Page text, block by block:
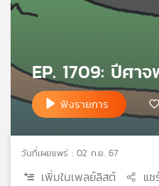
เกี่ยว
เครือ
ข่าย
ไทย
EP. 1709: ปีศา
ฟังรายการ
วันที่เผยแพร่ : 02 ก.ย. 67
เพิ่มในเพลย์ลิสต์ แช